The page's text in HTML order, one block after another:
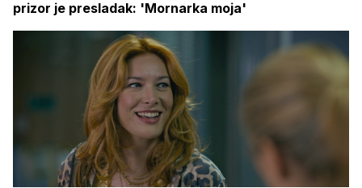
prizor je presladak: 'Mornarka moja'